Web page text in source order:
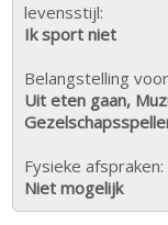
levensstijl:
Ik sport niet
Belangstelling
Uit eten gaan,
Fysieke afspraken:
Niet mogelijk